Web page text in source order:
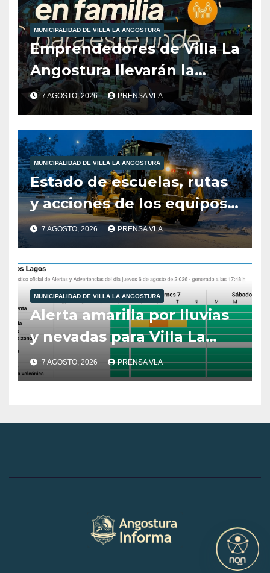
MUNICIPALIDAD DE VILLA LA ANGOSTURA
Emprendedores de Villa La
Angostura llevarán la
producción local a Tienda
de Sabores.
7 AGOSTO, 2026 PRENSA VLA
MUNICIPALIDAD DE VILLA LA ANGOSTURA
Estado de escuelas, rutas
y acciones de los equipos
municipales – Villa La
Angostura – 7 de agosto –
10:00 hs
7 AGOSTO, 2026 PRENSA VLA
MUNICIPALIDAD DE VILLA LA ANGOSTURA
Alerta amarilla por lluvias
y nevadas para Villa La
Angostura.
7 AGOSTO, 2026 PRENSA VLA